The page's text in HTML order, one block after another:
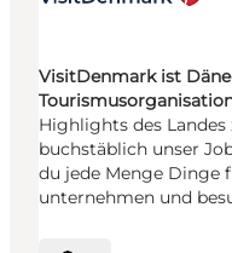
VisitDenmark ist
Highlights des
buchstäblich unser
du jede Menge Dinge
unternehmen und